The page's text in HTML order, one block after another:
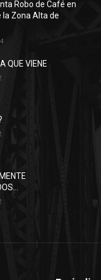
Robo de Café en
la Zona Alta de
QUE VIENE